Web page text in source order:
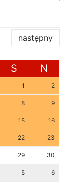
następny
S N
1 2
8 9
15 16
22 23
29 30
5 6